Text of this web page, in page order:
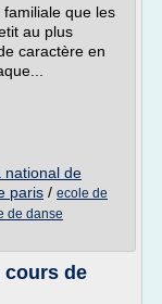
que les
au plus
caractère en
national de
paris / ecole de
de danse
cours de